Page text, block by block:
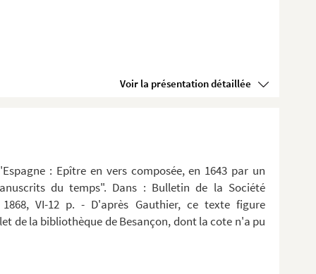
Voir la présentation détaillée
: Epître en vers composée, en 1643 par un
du temps". Dans : Bulletin de la Société
VI-12 p. - D'après Gauthier, ce texte figure
de la bibliothèque de Besançon, dont la cote n'a pu